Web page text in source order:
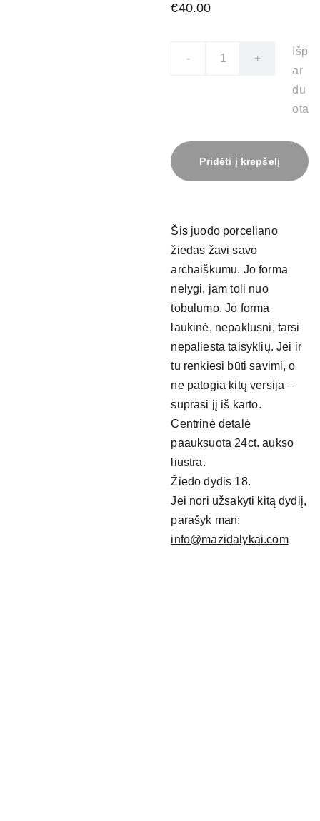
€40.00
- +
Išp
ar
du
ota
Pridėti į krepšelį
Šis juodo porceliano
žiedas žavi savo
archaiškumu. Jo forma
nelygi, jam toli nuo
tobulumo. Jo forma
laukinė, nepaklusni, tarsi
nepaliesta taisyklių. Jei ir
tu renkiesi būti savimi, o
ne patogia kitų versija –
suprasi jį iš karto.
Centrinė detalė
paauksuota 24ct. aukso
liustra.
Žiedo dydis 18.
Jei nori užsakyti kitą dydiį,
parašyk man:
info@mazidalykai.com